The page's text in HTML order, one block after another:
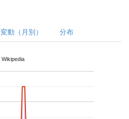
変動（月別） 分布
Wikipedia